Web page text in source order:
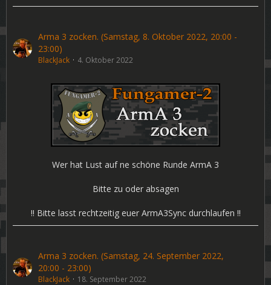
Arma 3 zocken. (Samstag, 8. Oktober 2022, 20:00 -
23:00)
BlackJack 4. Oktober 2022
Wer hat Lust auf ne schöne Runde ArmA 3
Bitte zu oder absagen
!! Bitte lasst rechtzeitig euer ArmA3Sync durchlaufen !!
Arma 3 zocken. (Samstag, 24. September 2022,
20:00 - 23:00)
BlackJack 18. September 2022